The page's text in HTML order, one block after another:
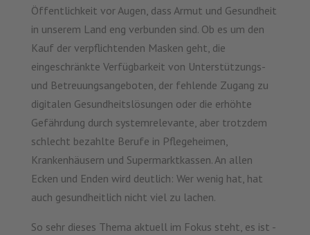
Öffentlichkeit vor Augen, dass Armut und Gesundheit
in unserem Land eng verbunden sind. Ob es um den
Kauf der verpflichtenden Masken geht, die
eingeschränkte Verfügbarkeit von Unterstützungs-
und Betreuungsangeboten, der fehlende Zugang zu
digitalen Gesundheitslösungen oder die erhöhte
Gefährdung durch systemrelevante, aber trotzdem
schlecht bezahlte Berufe in Pflegeheimen,
Krankenhäusern und Supermarktkassen. An allen
Ecken und Enden wird deutlich: Wer wenig hat, hat
auch gesundheitlich nicht viel zu lachen.
So sehr dieses Thema aktuell im Fokus steht, es ist -